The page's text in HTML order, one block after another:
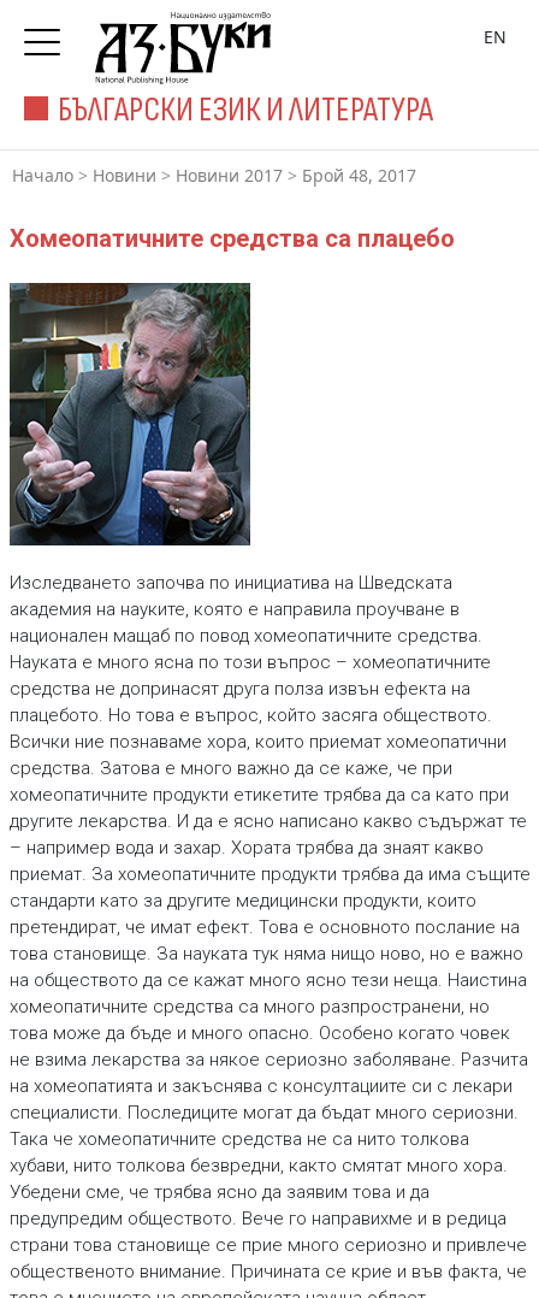
БЪЛГАРСКИ ЕЗИК И ЛИТЕРАТУРА
EN
Начало > Новини > Новини 2017 > Брой 48, 2017
Хомеопатичните средства са плацебо
Изследването започва по инициатива на Шведската
академия на науките, която е направила проучване в
национален мащаб по повод хомеопатичните средства.
Науката е много ясна по този въпрос – хомеопатичните
средства не допринасят друга полза извън ефекта на
плацебото. Но това е въпрос, който засяга обществото.
Всички ние познаваме хора, които приемат хомеопатични
средства. Затова е много важно да се каже, че при
хомеопатичните продукти етикетите трябва да са като при
другите лекарства. И да е ясно написано какво съдържат те
– например вода и захар. Хората трябва да знаят какво
приемат. За хомеопатичните продукти трябва да има същите
стандарти като за другите медицински продукти, които
претендират, че имат ефект. Това е основното послание на
това становище. За науката тук няма нищо ново, но е важно
на обществото да се кажат много ясно тези неща. Наистина
хомеопатичните средства са много разпространени, но
това може да бъде и много опасно. Особено когато човек
не взима лекарства за някое сериозно заболяване. Разчита
на хомеопатията и закъснява с консултациите си с лекари
специалисти. Последиците могат да бъдат много сериозни.
Така че хомеопатичните средства не са нито толкова
хубави, нито толкова безвредни, както смятат много хора.
Убедени сме, че трябва ясно да заявим това и да
предупредим обществото. Вече го направихме и в редица
страни това становище се прие много сериозно и привлече
общественото внимание. Причината се крие и във факта, че